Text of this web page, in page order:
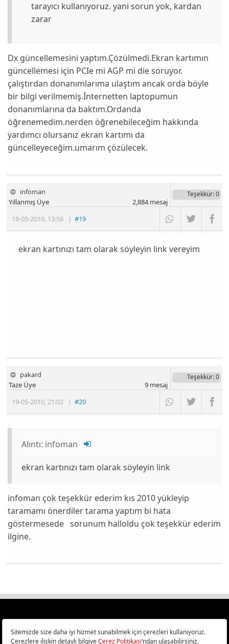
tarayıcı kullanıyoruz. yani sorun yok, kardan
zarar
Dx güncellemesini yaptım.Çözülmedi.Ekran kartımın
güncellemesi için PCIe mi AGP mi die soruyor.
çalıştırdan donanımlarıma ulaştım ancak orda böyle
bir bilgi verilmemiş.İnternetten laptopumun
donanımlarına da baktım.Ordanda
öğrenemedim.nerden öğrenebileceğim hakkında
yardımcı olursanız ekran kartımı da
güncelleyeceğim.umarım çözülecek.
infoman
18-05-2010, 13:58 |#19
Yıllanmış Üye
Teşekkür: 0
2,884mesaj
ekran kartınızı tam olarak söyleyin link vereyim
pakard
19-05-2010,21:02 |#20
Taze Üye
Teşekkür: 0
9mesaj
Alıntı: infoman
ekran kartınızı tam olarak söyleyin link
infoman çok teşekkür ederim kıs 2010 yükleyip
taramamı önerdiler tarama yaptım bi hata
göstermesede sorunum halloldu çok teşekkür ederim
ilgine.
Türkiye